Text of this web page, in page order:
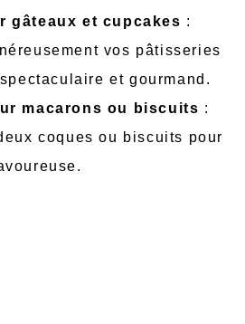
gâteaux et cupcakes :
vos pâtisseries
et gourmand.
macarons ou biscuits :
coques ou biscuits pour